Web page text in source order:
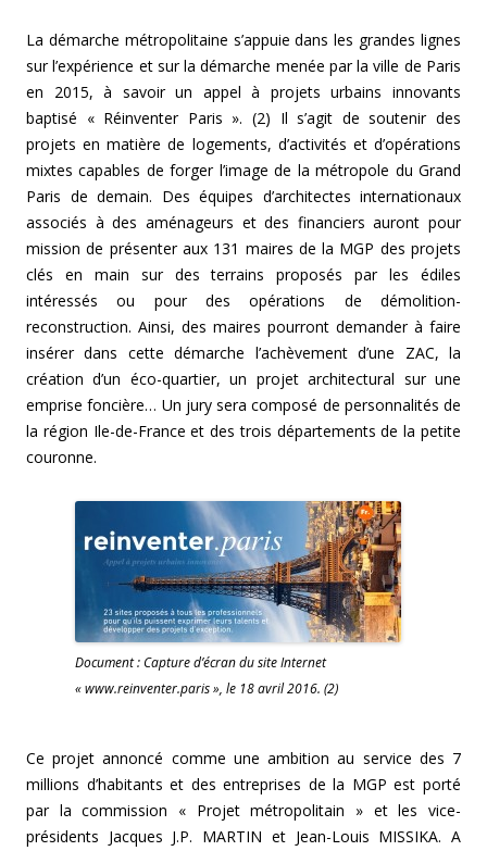
La démarche métropolitaine s’appuie dans les grandes lignes
sur l’expérience et sur la démarche menée par la ville de Paris
en 2015, à savoir un appel à projets urbains innovants
baptisé « Réinventer Paris ». (2) Il s’agit de soutenir des
projets en matière de logements, d’activités et d’opérations
mixtes capables de forger l’image de la métropole du Grand
Paris de demain. Des équipes d’architectes internationaux
associés à des aménageurs et des financiers auront pour
mission de présenter aux 131 maires de la MGP des projets
clés en main sur des terrains proposés par les édiles
intéressés ou pour des opérations de démolition-
reconstruction. Ainsi, des maires pourront demander à faire
insérer dans cette démarche l’achèvement d’une ZAC, la
création d’un éco-quartier, un projet architectural sur une
emprise foncière… Un jury sera composé de personnalités de
la région Ile-de-France et des trois départements de la petite
couronne.
Document : Capture d’écran du site Internet
« www.reinventer.paris », le 18 avril 2016. (2)
Ce projet annoncé comme une ambition au service des 7
millions d’habitants et des entreprises de la MGP est porté
par la commission « Projet métropolitain » et les vice-
présidents Jacques J.P. MARTIN et Jean-Louis MISSIKA. A